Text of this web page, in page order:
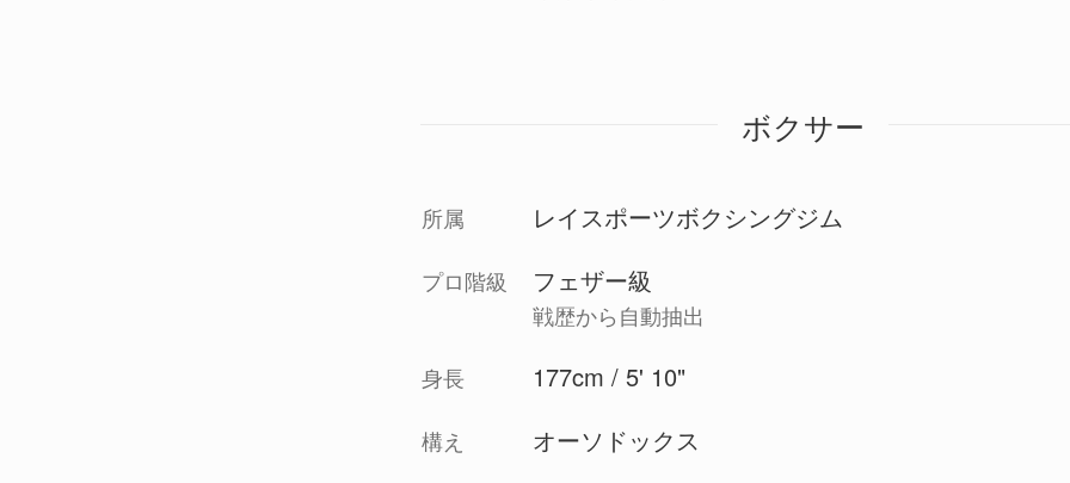
ボクサー
所属 レイスポーツボクシングジム
プロ階級 フェザー級
戦歴から自動抽出
身長 177cm / 5' 10"
構え オーソドックス